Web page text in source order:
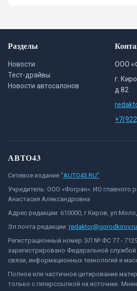
Разделы
Новости
Тест-драйвы
Новости автосалонов
ООО
г.
д.82
АВТО43
Сетевое издание "AUTO43.RU"
Учредитель: ООО «Фогран». ИО главного
Анастасия Александровна
Адрес редакции: 610000, г.Киров,
Эл.почта редакции: redaktor@gorodkirov.ru
Регистрационный номер ЭЛ № ФС 77 -
зарегистрировано Федеральной
связи, информационных технологий и
Полное или частичное цитирование
только с гиперссылкой на источник.